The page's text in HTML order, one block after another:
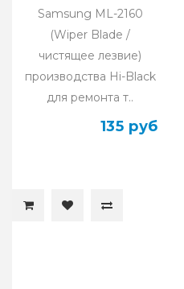
Samsung ML-2160
(Wiper Blade /
чистящее лезвие)
производства Hi-Black
для ремонта т..
135 руб